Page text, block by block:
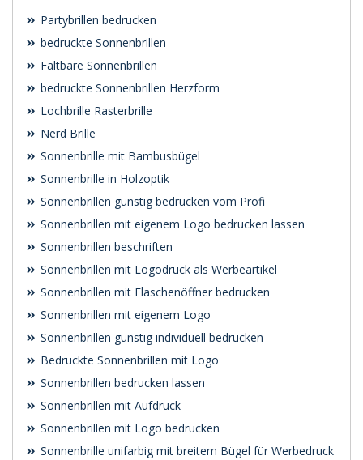
Partybrillen bedrucken
bedruckte Sonnenbrillen
Faltbare Sonnenbrillen
bedruckte Sonnenbrillen Herzform
Lochbrille Rasterbrille
Nerd Brille
Sonnenbrille mit Bambusbügel
Sonnenbrille in Holzoptik
Sonnenbrillen günstig bedrucken vom Profi
Sonnenbrillen mit eigenem Logo bedrucken lassen
Sonnenbrillen beschriften
Sonnenbrillen mit Logodruck als Werbeartikel
Sonnenbrillen mit Flaschenöffner bedrucken
Sonnenbrillen mit eigenem Logo
Sonnenbrillen günstig individuell bedrucken
Bedruckte Sonnenbrillen mit Logo
Sonnenbrillen bedrucken lassen
Sonnenbrillen mit Aufdruck
Sonnenbrillen mit Logo bedrucken
Sonnenbrille unifarbig mit breitem Bügel für Werbedruck